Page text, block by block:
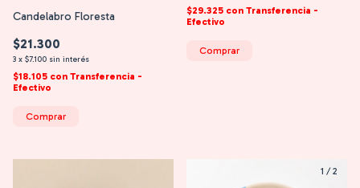
Candelabro Floresta
$21.300
3 x $7.100 sin interés
$18.105 con Transferencia -
Efectivo
Comprar
$29.325 con Transferencia -
Efectivo
Comprar
1 /2